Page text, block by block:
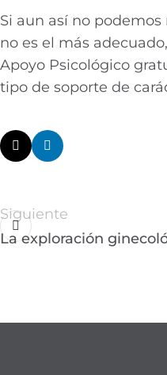
Si aun así no
no es el más
Apoyo Psicológico
tipo de soporte de
Siguiente
La exploración